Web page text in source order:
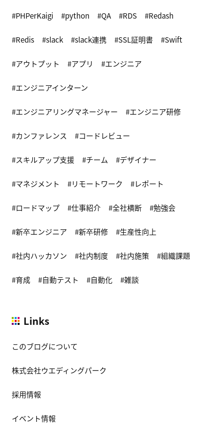
PHPerKaigi python QA RDS Redash
Redis slack slack連携 SSL証明書 Swift
アウトプット アプリ エンジニア
エンジニアインターン
エンジニアリングマネージャー エンジニア研修
カンファレンス コードレビュー
スキルアップ支援 チーム デザイナー
マネジメント リモートワーク レポート
ロードマップ 仕事紹介 全社横断 勉強会
新卒エンジニア 新卒研修 生産性向上
社内ハッカソン 社内制度 社内施策 組織課題
育成 自動テスト 自動化 雑談
Links
このブログについて
株式会社ウエディングパーク
採用情報
イベント情報